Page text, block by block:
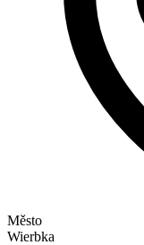
Město
Wierbka